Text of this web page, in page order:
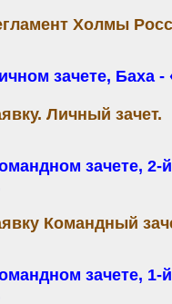
Холмы
зачете, Баха
Личный зачет.
зачете,
Командный
зачете,